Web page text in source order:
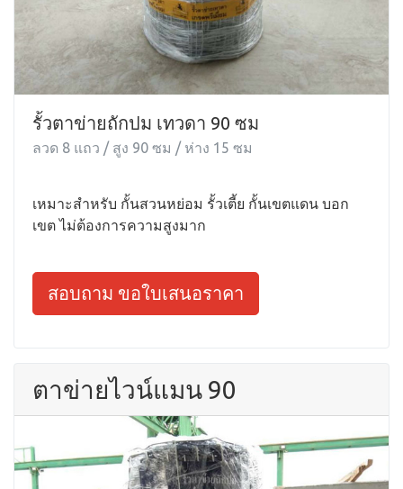
รั้วตาข่ายถักปม เทวดา 90 ซม
ลวด 8 แถว / สูง 90 ซม / ห่าง 15 ซม
เหมาะสำหรับ กั้นสวนหย่อม รั้วเตี้ย กั้นเขตแดน บอก
เขต ไม่ต้องการความสูงมาก
สอบถาม ขอใบเสนอราคา
ตาข่ายไวน์แมน 90